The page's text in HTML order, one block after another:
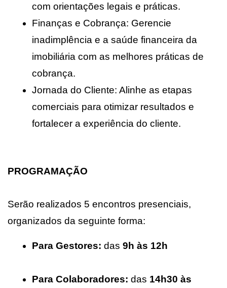
com orientações legais e práticas.
Finanças e Cobrança: Gerencie
inadimplência e a saúde financeira da
imobiliária com as melhores práticas de
cobrança.
Jornada do Cliente: Alinhe as etapas
comerciais para otimizar resultados e
fortalecer a experiência do cliente.
PROGRAMAÇÃO
Serão realizados 5 encontros presenciais,
organizados da seguinte forma:
Para Gestores: das 9h às 12h
Para Colaboradores: das 14h30 às